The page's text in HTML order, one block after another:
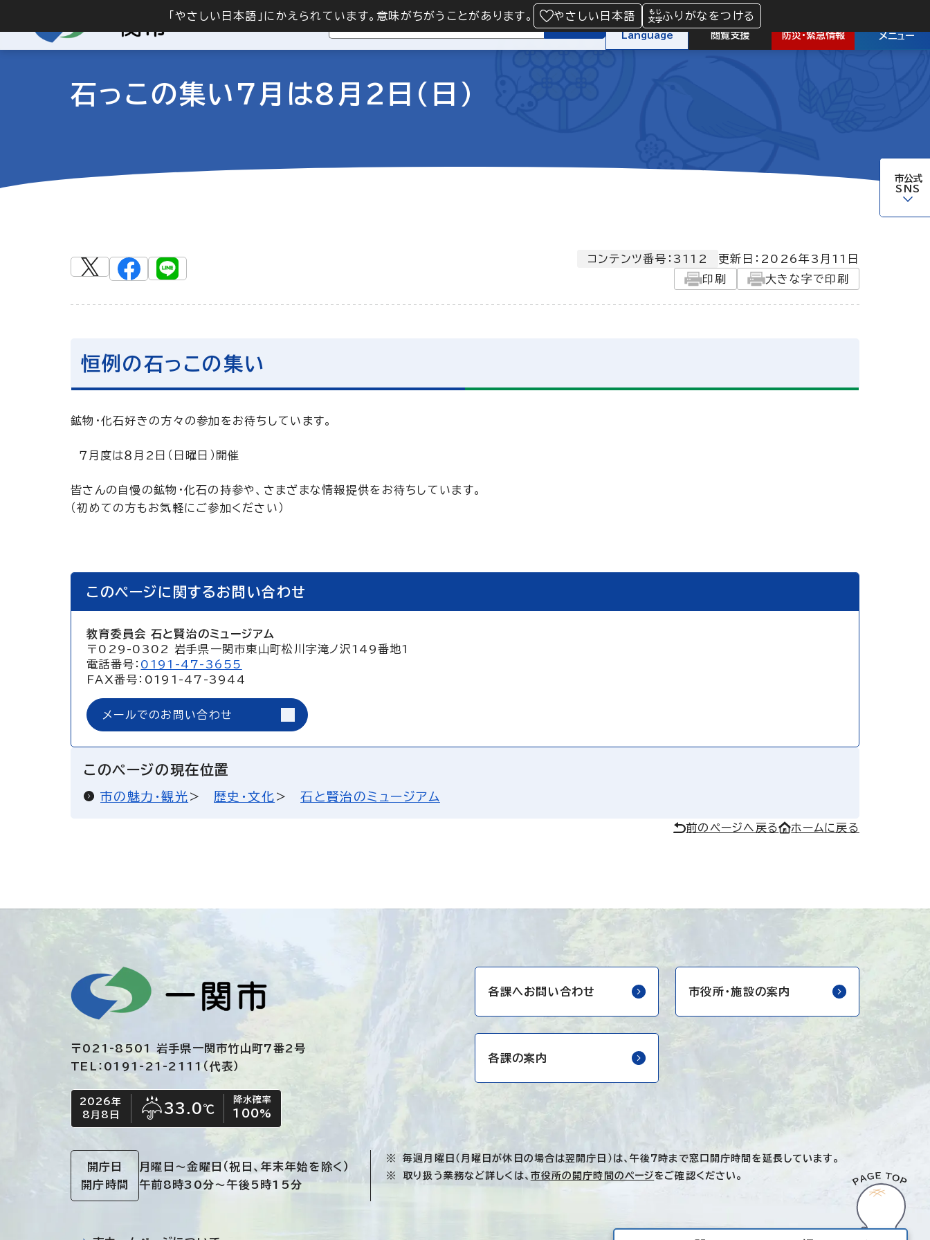
「やさしい日本語」にかえられています。意味がちがうことがあります。 やさしい日本語 ふりがなをつける
検索
Language 閲覧支援 防災・緊急情報 メニュー
市公式
SNS
石っこの集い7月は8月2日（日）
コンテンツ番号：3112 更新日： 2026年3月11日
印刷
大きな字で印刷
恒例の石っこの集い
鉱物・化石好きの方々の参加をお待ちしています。
７月度は８月2日（日曜日）開催
皆さんの自慢の鉱物・化石の持参や、さまざまな情報提供をお待ちしています。
（初めての方もお気軽にご参加ください）
このページに関するお問い合わせ
教育委員会 石と賢治のミュージアム
〒029-0302 岩手県一関市東山町松川字滝ノ沢149番地1
電話番号： 0191-47-3655
FAX番号：0191-47-3944
メールでのお問い合わせ
このページの現在位置
市の魅力・観光 歴史・文化 石と賢治のミュージアム
前のページへ戻る ホームに戻る
〒021-8501 岩手県一関市竹山町7番2号
TEL：0191-21-2111（代表）
今日の日付
2026年
8月8日
今日の天気
雨
33.0℃
降水確率
100%
各課へお問い合わせ 市役所・施設の案内
各課の案内
開庁日
開庁時間
月曜日～金曜日 （祝日、年末年始を除く）
午前8時30分～午後5時15分
毎週月曜日（月曜日が休日の場合は翌開庁日）は、午後7時まで窓口開庁時間を延長しています。
取り扱う業務など詳しくは、 市役所の開庁時間のページをご確認ください。